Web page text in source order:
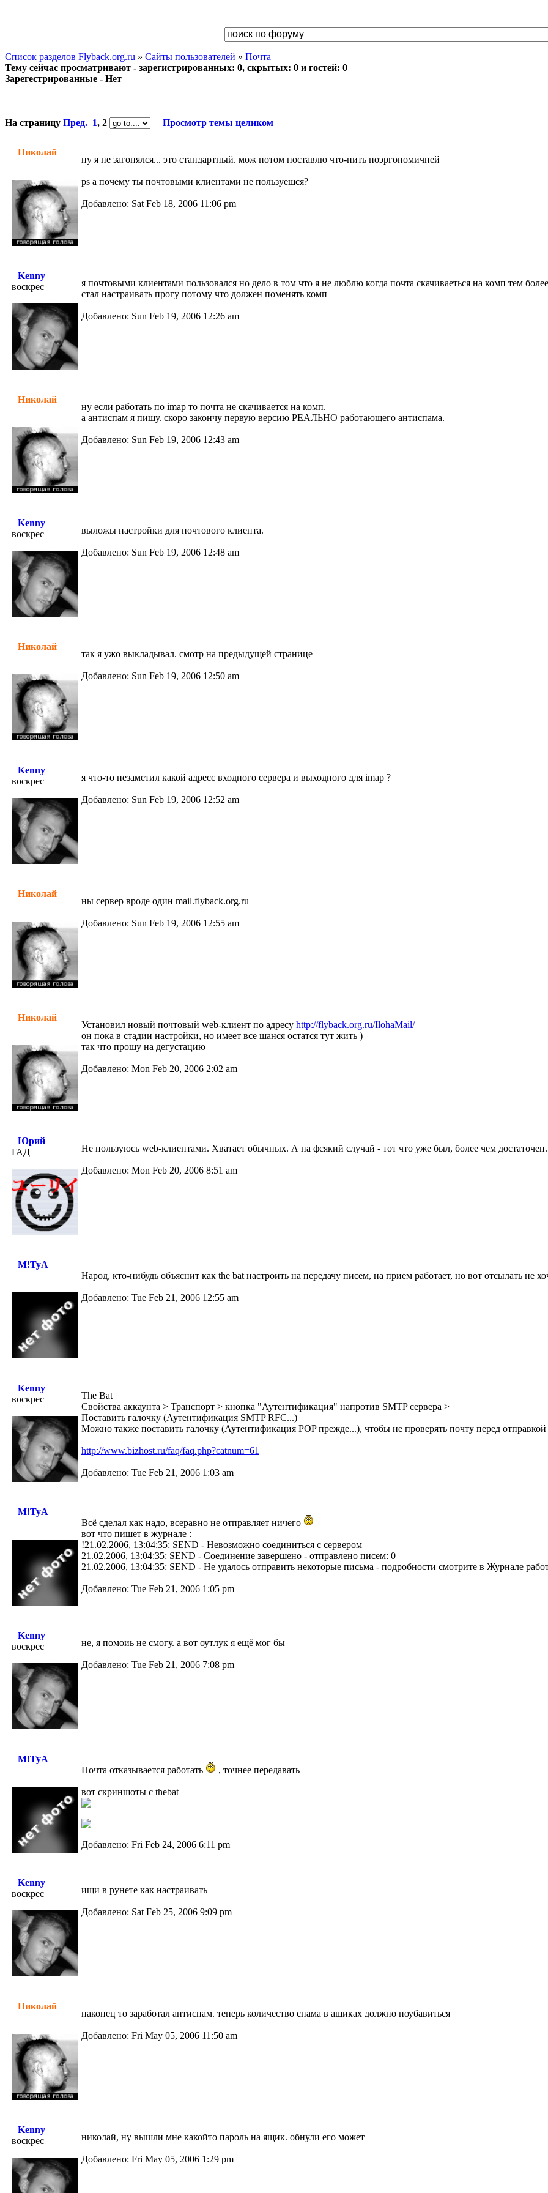
Список разделов Flyback.org.ru » Сайты пользователей » Почта
Тему сейчас просматривают - зарегистрированных: 0, скрытых: 0 и гостей: 0
Зарегестрированные - Нет
На страницу Пред. 1, 2 Просмотр темы целиком
Николай
ну я не загонялся... это стандартный. мож потом поставлю что-нить поэргономичней
ps а почему ты почтовыми клиентами не пользуешся?
Добавлено: Sat Feb 18, 2006 11:06 pm
Kenny
воскрес
я почтовыми клиентами пользовался но дело в том что я не люблю когда почта скачиваеться на комп тем
стал настраивать прогу потому что должен поменять комп
Добавлено: Sun Feb 19, 2006 12:26 am
Николай
ну если работать по imap то почта не скачивается на комп.
а антиспам я пишу. скоро закончу первую версию РЕАЛЬНО работающего антиспама.
Добавлено: Sun Feb 19, 2006 12:43 am
Kenny
воскрес
выложы настройки для почтового клиента.
Добавлено: Sun Feb 19, 2006 12:48 am
Николай
так я ужо выкладывал. смотр на предыдущей странице
Добавлено: Sun Feb 19, 2006 12:50 am
Kenny
воскрес
я что-то незаметил какой адресс входного сервера и выходного для imap ?
Добавлено: Sun Feb 19, 2006 12:52 am
Николай
ны сервер вроде один mail.flyback.org.ru
Добавлено: Sun Feb 19, 2006 12:55 am
Николай
Установил новый почтовый web-клиент по адресу http://flyback.org.ru/IlohaMail/
он пока в стадии настройки, но имеет все шанся остатся тут жить )
так что прошу на дегустацию
Добавлено: Mon Feb 20, 2006 2:02 am
Юрий
ГАД
Не пользуюсь web-клиентами. Хватает обычных. А на фсякий случай - тот что уже был, более чем достаточен.
Добавлено: Mon Feb 20, 2006 8:51 am
M!TyA
Народ, кто-нибудь объяснит как the bat настроить на передачу писем, на прием работает, но вот отсылать не
Добавлено: Tue Feb 21, 2006 12:55 am
Kenny
воскрес
The Bat
Свойства аккаунта > Транспорт > кнопка "Аутентификация" напротив SMTP сервера >
Поставить галочку (Аутентификация SMTP RFC...)
Можно также поставить галочку (Аутентификация POP прежде...), чтобы не проверять почту перед отправкой
http://www.bizhost.ru/faq/faq.php?catnum=61
Добавлено: Tue Feb 21, 2006 1:03 am
M!TyA
Всё сделал как надо, всеравно не отправляет ничего
вот что пишет в журнале :
!21.02.2006, 13:04:35: SEND - Невозможно соединиться с сервером
21.02.2006, 13:04:35: SEND - Соединение завершено - отправлено писем: 0
21.02.2006, 13:04:35: SEND - Не удалось отправить некоторые письма - подробности смотрите в Журнале
Добавлено: Tue Feb 21, 2006 1:05 pm
Kenny
воскрес
не, я помоиь не смогу. а вот оутлук я ещё мог бы
Добавлено: Tue Feb 21, 2006 7:08 pm
M!TyA
Почта отказывается работать
, точнее передавать
вот скриншоты с thebat
Добавлено: Fri Feb 24, 2006 6:11 pm
Kenny
воскрес
ищи в рунете как настраивать
Добавлено: Sat Feb 25, 2006 9:09 pm
Николай
наконец то заработал антиспам. теперь количество спама в ащиках должно поубавиться
Добавлено: Fri May 05, 2006 11:50 am
Kenny
воскрес
николай, ну вышли мне какойто пароль на ящик. обнули его может
Добавлено: Fri May 05, 2006 1:29 pm